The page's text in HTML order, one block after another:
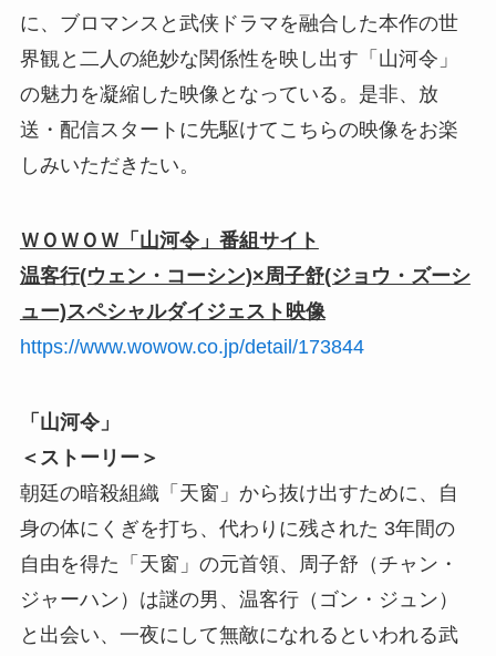
に、ブロマンスと武侠ドラマを融合した本作の世
界観と二人の絶妙な関係性を映し出す「山河令」
の魅力を凝縮した映像となっている。是非、放
送・配信スタートに先駆けてこちらの映像をお楽
しみいただきたい。
ＷＯＷＯＷ「山河令」番組サイト
温客行(ウェン・コーシン)×周子舒(ジョウ・ズーシ
ュー)スペシャルダイジェスト映像
https://www.wowow.co.jp/detail/173844
「山河令」
＜ストーリー＞
朝廷の暗殺組織「天窗」から抜け出すために、⾃
⾝の体にくぎを打ち、代わりに残された 3年間の
⾃由を得た「天窗」の元⾸領、周⼦舒（チャン・
ジャーハン）は謎の男、温客⾏（ゴン・ジュン）
と出会い、⼀夜にして無敵になれるといわれる武